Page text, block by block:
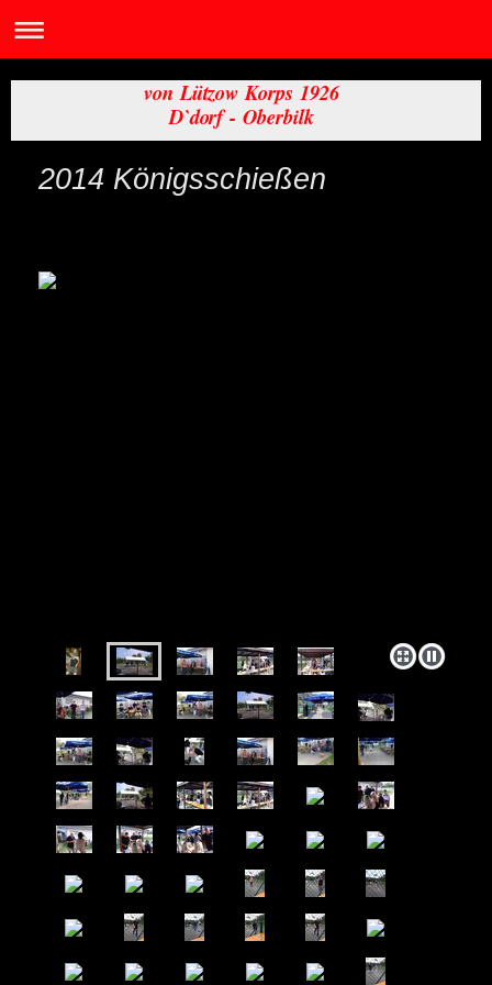
von Lützow Korps 1926
D`dorf - Oberbilk
2014 Königsschießen